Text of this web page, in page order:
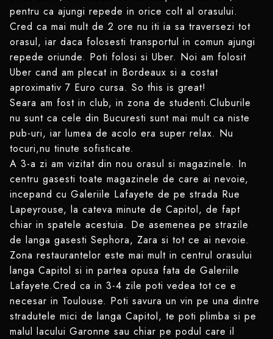
pentru ca ajungi repede in orice colt al orasului.
Cred ca mai mult de 2 ore nu iti ia sa traversezi tot
orasul, iar daca folosesti transportul in comun ajungi
repede oriunde. Poti folosi si Uber. Noi am folosit
Uber cand am plecat in Bordeaux si a costat
aproximativ 7 Euro cursa. So this is great!
Seara am fost in club, in zona de studenti.Cluburile
nu sunt ca cele din Bucuresti sunt mai mult ca niste
pub-uri, iar lumea de acolo era super relax. Nu
tocuri,nu tinute sofisticate.
A 3-a zi am vizitat din nou orasul si magazinele. In
centru gasesti toate magazinele de care ai nevoie,
incepand cu Galeriile Lafayete de pe strada Rue
Lapeyrouse, la cateva minute de Capitol, de fapt
chiar in spatele acestuia. De asemenea pe strazile
de langa gasesti Sephora, Zara si tot ce ai nevoie.
Zona restaurantelor este mai mult in centrul orasului
langa Capitol si in partea opusa fata de Galeriile
Lafayete.Cred ca in 3-4 zile poti vedea tot ce e
necesar in Toulouse. Poti savura un vin pe una dintre
stradutele mici de langa Capitol, te poti plimba si pe
malul lacului Garonne sau chiar pe podul care il